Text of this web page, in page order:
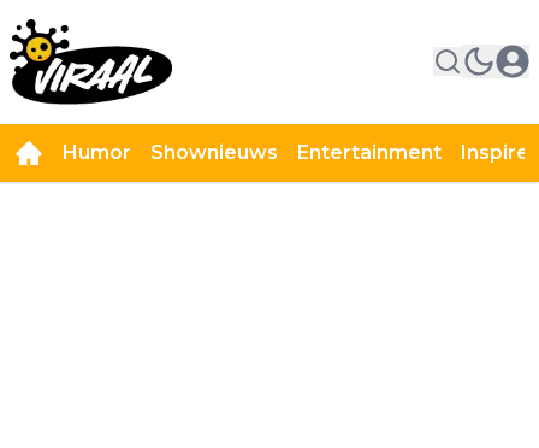
Humor Shownieuws Entertainment